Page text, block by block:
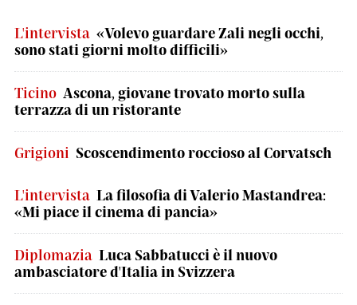
L'intervista «Volevo guardare Zali negli occhi,
sono stati giorni molto difficili»
Ticino Ascona, giovane trovato morto sulla
terrazza di un ristorante
Grigioni Scoscendimento roccioso al Corvatsch
L'intervista La filosofia di Valerio Mastandrea:
«Mi piace il cinema di pancia»
Diplomazia Luca Sabbatucci è il nuovo
ambasciatore d'Italia in Svizzera